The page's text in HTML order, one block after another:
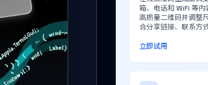
箱、电话和 WiFi 等
高质量二维码并调整
合分享链接、联系方
立即试用